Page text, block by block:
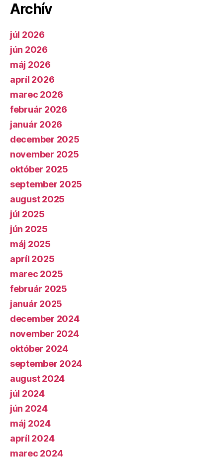
Archív
júl 2026
jún 2026
máj 2026
apríl 2026
marec 2026
február 2026
január 2026
december 2025
november 2025
október 2025
september 2025
august 2025
júl 2025
jún 2025
máj 2025
apríl 2025
marec 2025
február 2025
január 2025
december 2024
november 2024
október 2024
september 2024
august 2024
júl 2024
jún 2024
máj 2024
apríl 2024
marec 2024